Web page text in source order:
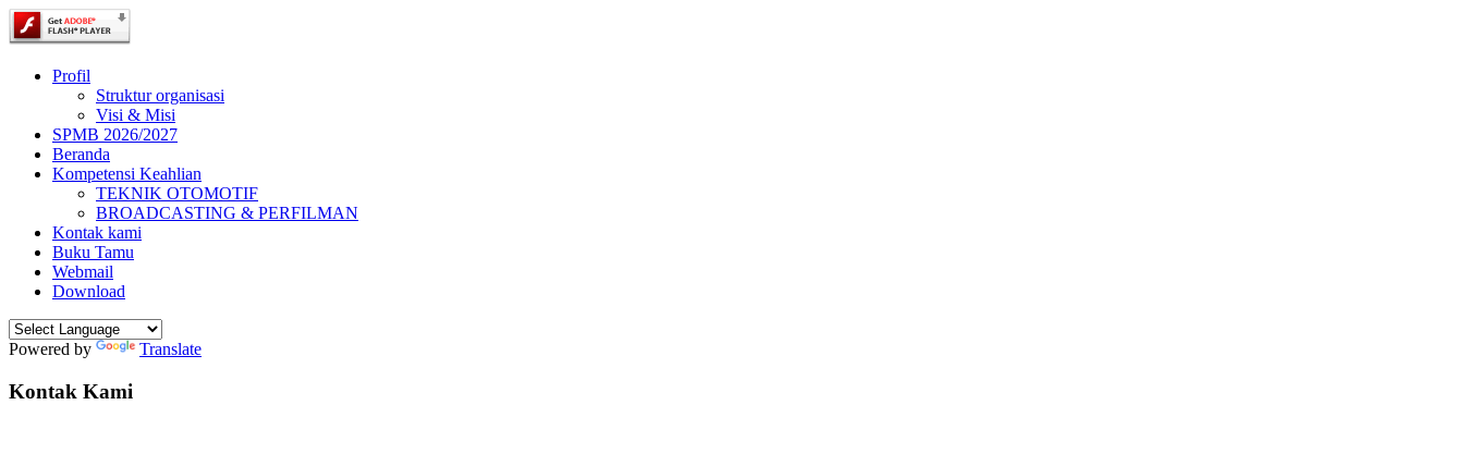
Profil
Struktur organisasi
Visi & Misi
SPMB 2026/2027
Beranda
Kompetensi Keahlian
TEKNIK OTOMOTIF
BROADCASTING & PERFILMAN
Kontak kami
Buku Tamu
Webmail
Download
Powered by Translate
Kontak Kami